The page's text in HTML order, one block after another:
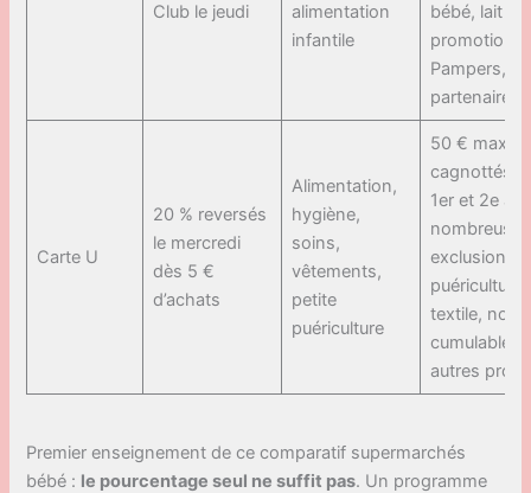
Club le jeudi
alimentation
infantile
bébé, lait
promotions
Pampers,
partenaires
Carte U
20 % reversés
le mercredi
dès 5 €
d’achats
Alimentation,
hygiène,
soins,
vêtements,
petite
puériculture
50 € max
cagnottés,
1er et 2e
nombreuses
exclusions
puériculture
textile, non
cumulable
autres
Premier enseignement de ce comparatif supermarchés
bébé : le pourcentage seul ne suffit pas. Un programme